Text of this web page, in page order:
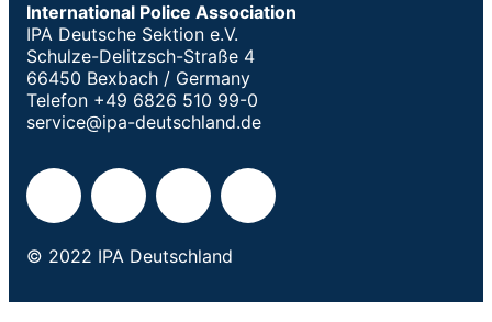
International Police Association
IPA Deutsche Sektion e.V.
Schulze-Delitzsch-Straße 4
66450 Bexbach / Germany
Telefon +49 6826 510 99-0
service@ipa-deutschland.de
© 2022 IPA Deutschland